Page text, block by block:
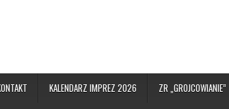
KALENDARZ IMPREZ 2026 ZR „GROJCOWIANIE”